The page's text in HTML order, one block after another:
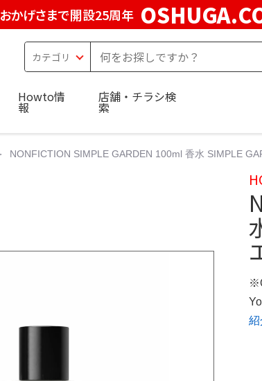
おかげさまで開設25周年
Howto情
報
店舗・チラシ検
索
NONFICTION SIMPLE GARDEN 100ml 香水 SIMPLE
紹